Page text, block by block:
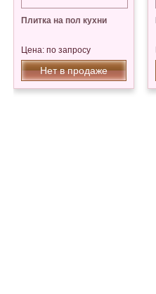
Плитка на пол кухни
Цена: по запросу
Нет в продаже